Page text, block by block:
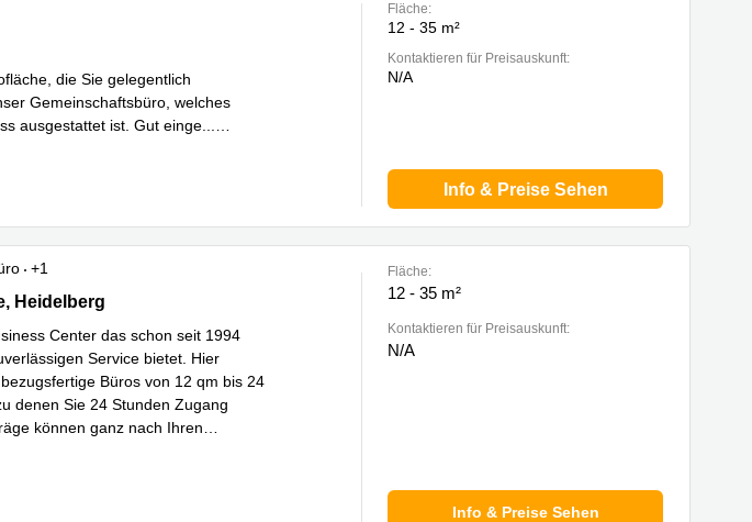
die Sie gelegentlich
Gemeinschaftsbüro, welches
ausgestattet ist. Gut einge
Fläche:
12 - 35 m²
Kontaktieren für Preisauskunft:
N/A
Info & Preise Sehen
+1
Heidelberg
Heidelberg
Center das schon seit 1994
Service bietet. Hier
Büros von 12 qm bis 24
denen Sie 24 Stunden Zugang
können ganz nach Ihren
Fläche:
12 - 35 m²
Kontaktieren für Preisauskunft:
N/A
Info & Preise Sehen